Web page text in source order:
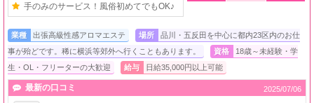
手のみのサービス！風俗初めてでもOK♪
業種 出張高級性感アロマエステ 場所
品川・五反田を中心に都内23区内のお仕
事が殆どです。稀に横浜等郊外へ行くこともあります。
資格
18歳～未経験・学
生・OL・フリーターの大歓迎
給与 日給35,000円以上可能
最新の口コミ 2025/07/06